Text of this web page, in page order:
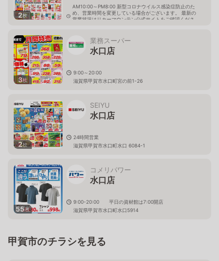
2枚
AM10:00～PM8:00 新型コロナウイルス感染症防止のた
め、営業時間を変更している場合がございます。 最新の
営業状況はリカーマウンテン公式サイトをご確認くださ
3枚
業務スーパー
水口店
9:00～20:00
滋賀県甲賀市水口町宮の前1-26
2枚
SEIYU
水口店
24時間営業
滋賀県甲賀市水口町水口 6084-1
55枚
コメリパワー
水口店
9:00-20:00 平日の資材館は7:00開店
滋賀県甲賀市水口町水口5914
甲賀市のチラシを見る